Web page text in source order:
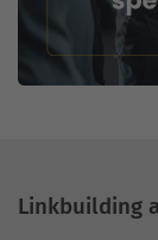
Linkbuilding